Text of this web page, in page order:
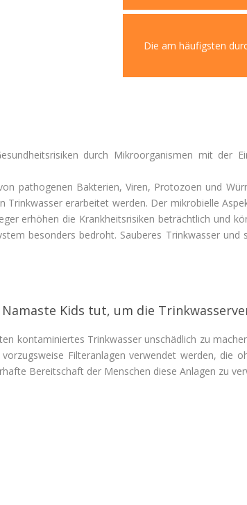
Die am häufigsten
durch Mikroorganismen mitder
pathogenen Bakterien, Viren, Protozoen und
Trinkwasser erarbeitet werden. Der mikrobielle
erhöhen die Krankheitsrisiken beträchtlich und
besonders bedroht. Sauberes Trinkwasser
Namaste Kids tut, um die
kontaminiertes Trinkwasser unschädlich zu
Filteranlagen verwendet werden,
Bereitschaft der Menschen diese Anlagen zu